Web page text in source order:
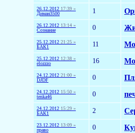
26.12.2012 17:39 »
Диман3500
1
26.12.2012 13:14 »
Сознание
0
25.12.2012 21:25 »
БАК1
11
25.12.2012 12:38 »
elozzzo
16
24.12.2012 21:00 »
DJDF
0
24.12.2012 15:50 »
tenka46
0
24.12.2012 15:29 »
БАК1
2
23.12.2012 13:09 »
право
0